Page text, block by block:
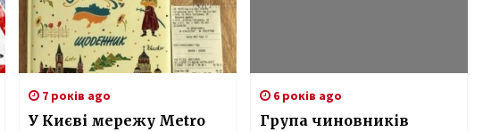
7 років ago
У Києві мережу Metro
6 років ago
Група чиновників